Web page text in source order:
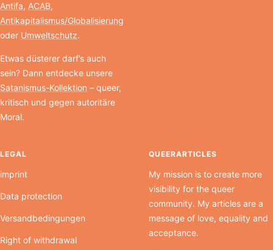
Antifa, ACAB,
Antikapitalismus/Globalisierung
oder Umweltschutz.
Etwas düsterer darf’s auch
sein? Dann entdecke unsere
Satanismus-Kollektion – queer,
kritisch und gegen autoritäre
Moral.
LEGAL
imprint
Data protection
Versandbedingungen
Right of withdrawal
QUEERARTICLES
My mission is to create more
visibility for the queer
community. My articles are a
message of love, equality and
acceptance.